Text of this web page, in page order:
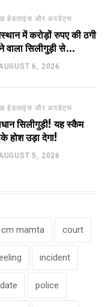
हेडलाइंस और अपडेट्स
में करोड़ों रुपए की ठगी
वाला सिलीगुड़ी से
6, 2026
हेडलाइंस और अपडेट्स
सिलीगुड़ी! यह स्कैम
होश उड़ा देगा!
5, 2026
cm mamta court
incident
police